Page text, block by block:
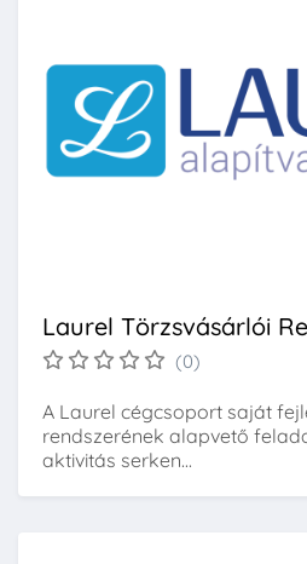
Laurel Törzsvásárlói
(0)
A Laurel cégcsoport saját
rendszerének alapvető
aktivitás serken...